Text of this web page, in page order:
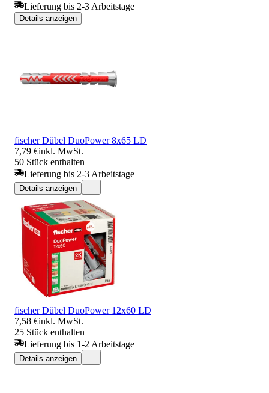
Lieferung bis 2-3 Arbeitstage
Details anzeigen
fischer Dübel DuoPower 8x65 LD
7,79 €inkl. MwSt.
50 Stück enthalten
Lieferung bis 2-3 Arbeitstage
Details anzeigen
fischer Dübel DuoPower 12x60 LD
7,58 €inkl. MwSt.
25 Stück enthalten
Lieferung bis 1-2 Arbeitstage
Details anzeigen